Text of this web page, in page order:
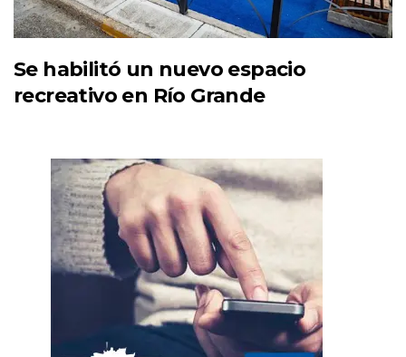
Se habilitó un nuevo espacio
recreativo en Río Grande